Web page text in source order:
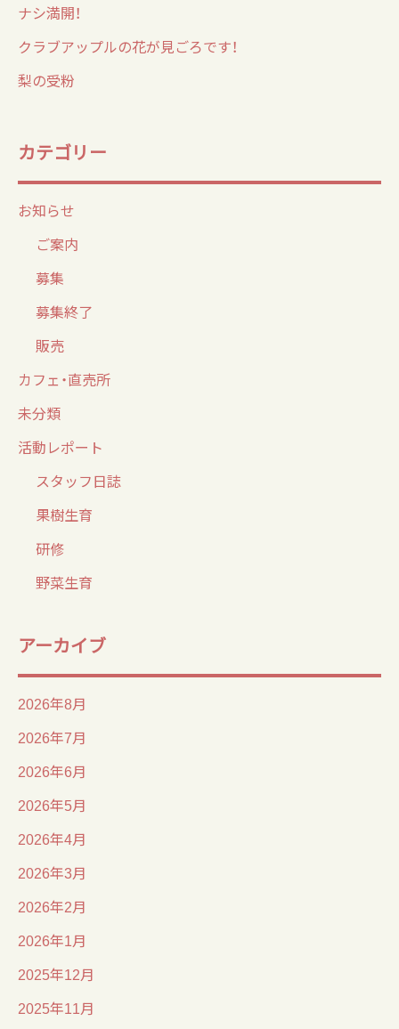
ナシ満開！
クラブアップルの花が見ごろです！
梨の受粉
カテゴリー
お知らせ
ご案内
募集
募集終了
販売
カフェ・直売所
未分類
活動レポート
スタッフ日誌
果樹生育
研修
野菜生育
アーカイブ
2026年8月
2026年7月
2026年6月
2026年5月
2026年4月
2026年3月
2026年2月
2026年1月
2025年12月
2025年11月